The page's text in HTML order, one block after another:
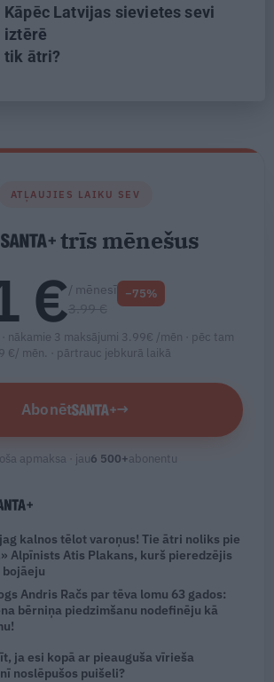
Kāpēc Latvijas sievietes sevi
iztērē
tik ātri?
ATĻAUJIES LAIKU SEV
trīs mēnešus
€/ mēnesī −75%
nākamie 3 maksājumi 3.99€ /mēn · pēc tam
€/ mēn. · pārtrauc jebkurā laikā
Abonēt →
apmaksa · jau6 500+abonentu
kalnos tēlot varoņus! Tie ātri noliks pie
Alpīnists Atis Plakans, kurš pieredzējis
Andris Račs par tēva lomu 63 gados:
bērniņa piedzimšanu nodefinēju kā
ja esi kopā ar pieauguša vīrieša
noslēpušos puišeli?